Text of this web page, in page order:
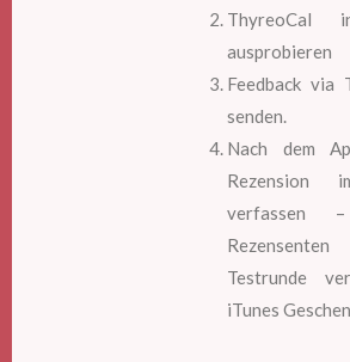
ThyreoCal
ausprobieren
Feedback via
senden.
Nach dem
Rezension
verfassen
Testrunde
iTunes